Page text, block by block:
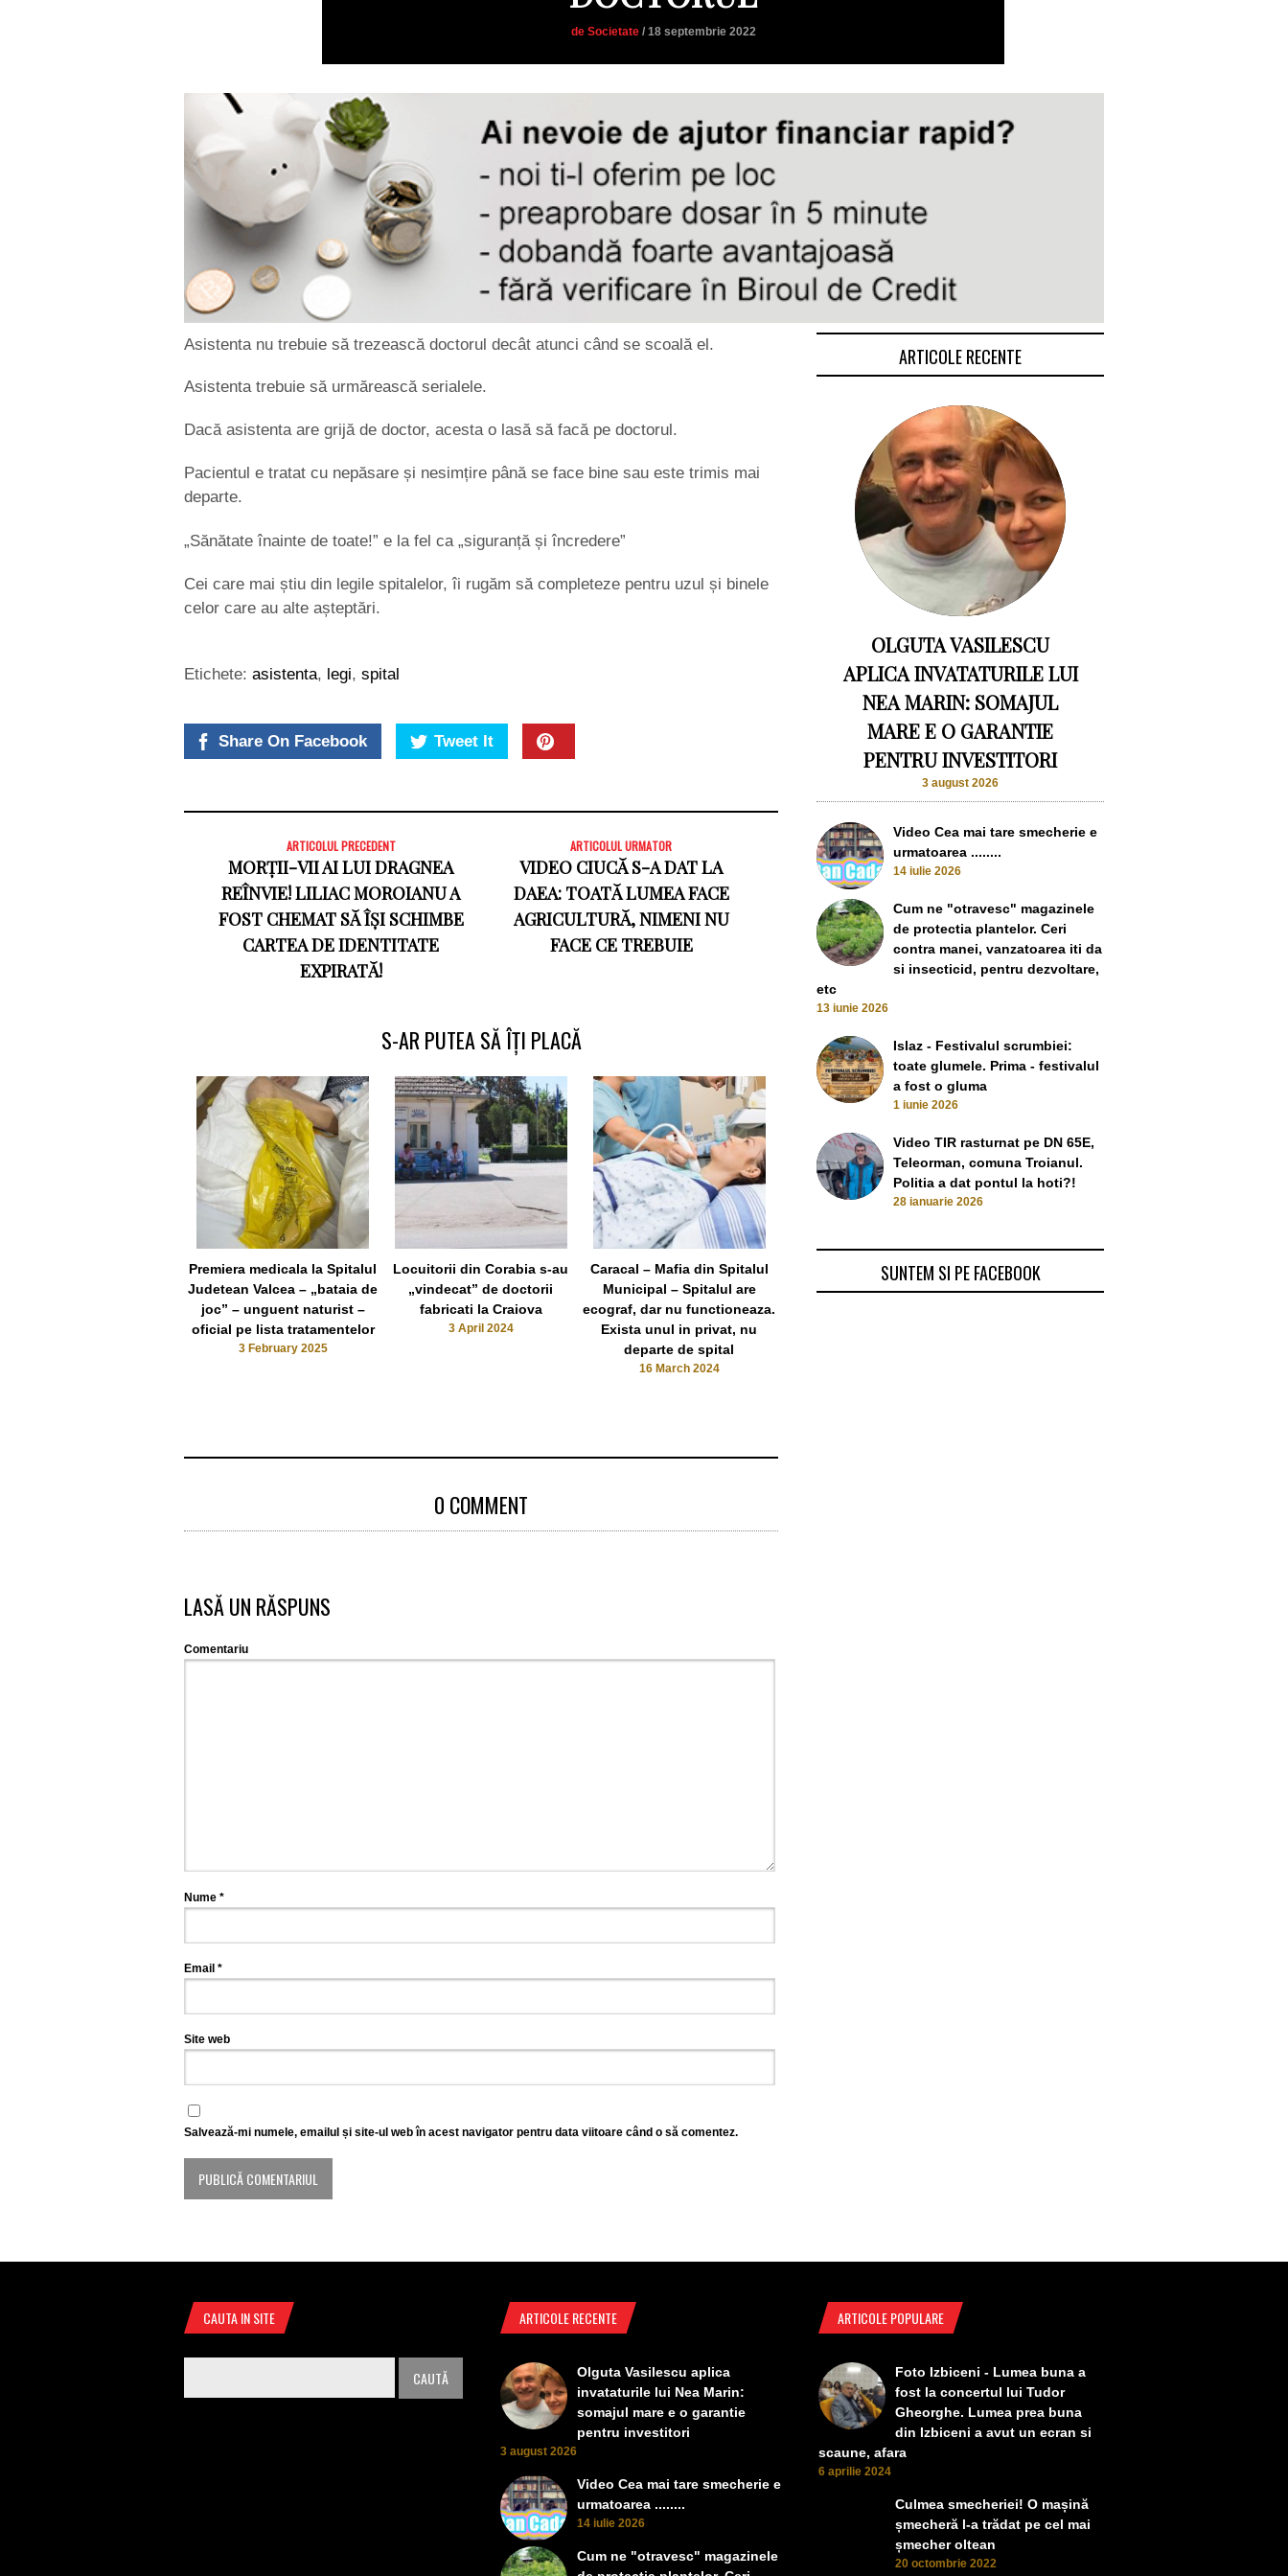
de Societate/ 18 septembrie 2022
Asistenta nu trebuie să trezească doctorul decât atunci când se scoală el.
Asistenta trebuie să urmărească serialele.
Dacă asistenta are grijă de doctor, acesta o lasă să facă pe doctorul.
Pacientul e tratat cu nepăsare și nesimțire până se face bine sau este trimis mai
departe.
„Sănătate înainte de toate!” e la fel ca „siguranță și încredere”
Cei care mai știu din legile spitalelor, îi rugăm să completeze pentru uzul și binele
celor care au alte așteptări.
Etichete: asistenta, legi, spital
Share On Facebook Tweet It
ARTICOLUL PRECEDENT
MORȚII-VII AI LUI DRAGNEA
REÎNVIE! LILIAC MOROIANU A
FOST CHEMAT SĂ ÎȘI SCHIMBE
CARTEA DE IDENTITATE
EXPIRATĂ!
ARTICOLUL URMATOR
VIDEO CIUCĂ S-A DAT LA
DAEA: TOATĂ LUMEA FACE
AGRICULTURĂ, NIMENI NU
FACE CE TREBUIE
S-AR PUTEA SĂ ÎȚI PLACĂ
Premiera medicala la Spitalul
Judetean Valcea – „bataia de
joc” – unguent naturist –
oficial pe lista tratamentelor
3 February 2025
Locuitorii din Corabia s-au
„vindecat” de doctorii
fabricati la Craiova
3 April 2024
Caracal – Mafia din Spitalul
Municipal – Spitalul are
ecograf, dar nu functioneaza.
Exista unul in privat, nu
departe de spital
16 March 2024
Culmea sănătății și
administrației: Spitalul e pe
terapie intensivă
12 September 2022
Se sparge buba la un spital
de provincie: Statistici
inventaţi
24 August 2022
0 COMMENT
LASĂ UN RĂSPUNS
Comentariu
Nume *
Email *
Site web
Salvează-mi numele, emailul și site-ul web în acest navigator pentru data viitoare când o să comentez.
ARTICOLE RECENTE
OLGUTA VASILESCU
APLICA INVATATURILE LUI
NEA MARIN: SOMAJUL
MARE E O GARANTIE
PENTRU INVESTITORI
3 august 2026
Video Cea mai tare smecherie e
urmatoarea ........
14 iulie 2026
Cum ne "otravesc" magazinele
de protectia plantelor. Ceri
contra manei, vanzatoarea iti da
si insecticid, pentru dezvoltare,
etc
13 iunie 2026
Islaz - Festivalul scrumbiei:
toate glumele. Prima - festivalul
a fost o gluma
1 iunie 2026
Video TIR rasturnat pe DN 65E,
Teleorman, comuna Troianul.
Politia a dat pontul la hoti?!
28 ianuarie 2026
SUNTEM SI PE FACEBOOK
CAUTA IN SITE ARTICOLE RECENTE
Olguta Vasilescu aplica
invataturile lui Nea Marin:
somajul mare e o garantie
pentru investitori
3 august 2026
Video Cea mai tare smecherie e
urmatoarea ........
14 iulie 2026
Cum ne "otravesc" magazinele
ARTICOLE POPULARE
Foto Izbiceni - Lumea buna a
fost la concertul lui Tudor
Gheorghe. Lumea prea buna
din Izbiceni a avut un ecran si
scaune, afara
6 aprilie 2024
Culmea smecheriei! O mașină
șmecheră l-a trădat pe cel mai
șmecher oltean
20 octombrie 2022